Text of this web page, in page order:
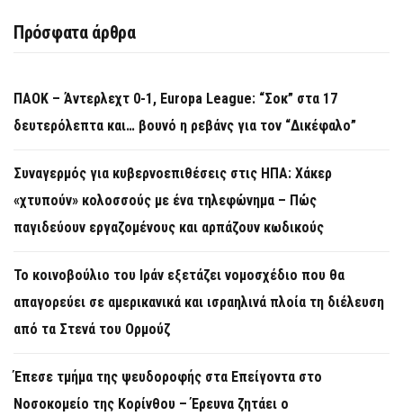
Πρόσφατα άρθρα
ΠΑΟΚ – Άντερλεχτ 0-1, Europa League: “Σοκ” στα 17
δευτερόλεπτα και… βουνό η ρεβάνς για τον “Δικέφαλο”
Συναγερμός για κυβερνοεπιθέσεις στις ΗΠΑ: Χάκερ
«χτυπούν» κολοσσούς με ένα τηλεφώνημα – Πώς
παγιδεύουν εργαζομένους και αρπάζουν κωδικούς
Το κοινοβούλιο του Ιράν εξετάζει νομοσχέδιο που θα
απαγορεύει σε αμερικανικά και ισραηλινά πλοία τη διέλευση
από τα Στενά του Ορμούζ
Έπεσε τμήμα της ψευδοροφής στα Επείγοντα στο
Νοσοκομείο της Κορίνθου – Έρευνα ζητάει ο